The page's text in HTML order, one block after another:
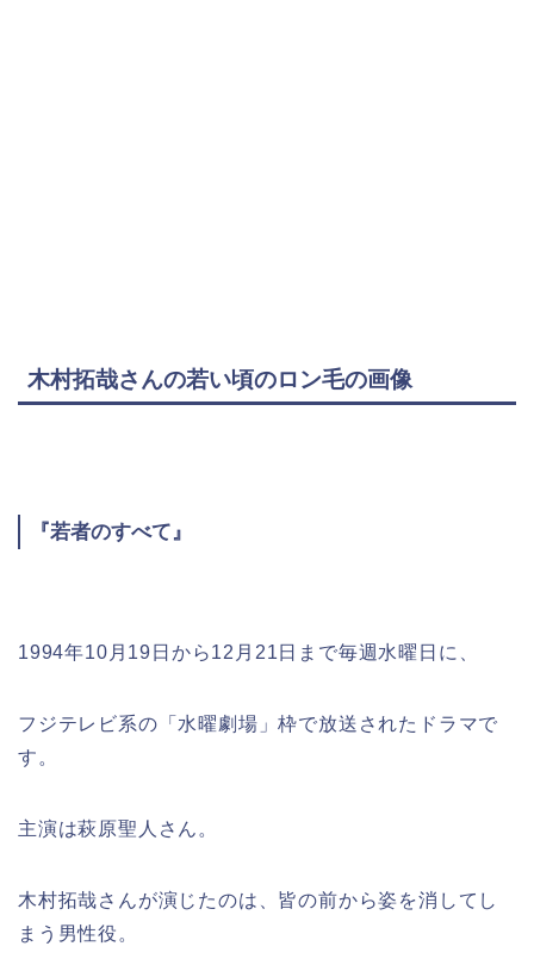
木村拓哉さんの若い頃のロン毛の画像
『若者のすべて』
1994年10月19日から12月21日まで毎週水曜日に、
フジテレビ系の「水曜劇場」枠で放送されたドラマで
す。
主演は萩原聖人さん。
木村拓哉さんが演じたのは、皆の前から姿を消してし
まう男性役。